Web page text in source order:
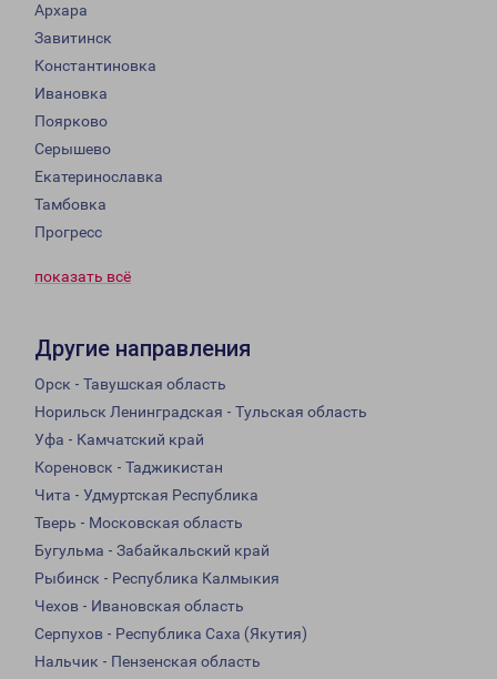
Архара
Завитинск
Константиновка
Ивановка
Поярково
Серышево
Екатеринославка
Тамбовка
Прогресс
показать всё
Другие направления
Орск - Тавушская область
Норильск Ленинградская - Тульская область
Уфа - Камчатский край
Кореновск - Таджикистан
Чита - Удмуртская Республика
Тверь - Московская область
Бугульма - Забайкальский край
Рыбинск - Республика Калмыкия
Чехов - Ивановская область
Серпухов - Республика Саха (Якутия)
Нальчик - Пензенская область